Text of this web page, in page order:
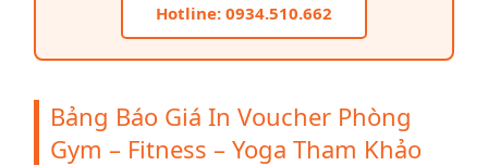
Hotline: 0934.510.662
Bảng Báo Giá In Voucher Phòng
Gym – Fitness – Yoga Tham Khảo